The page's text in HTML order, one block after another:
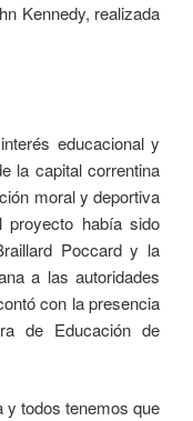
Kennedy, realizada
educacional y
la capital correntina
moral y deportiva
había sido
Poccard y la
a las autoridades
con la presencia
de Educación de
y todos tenemos que